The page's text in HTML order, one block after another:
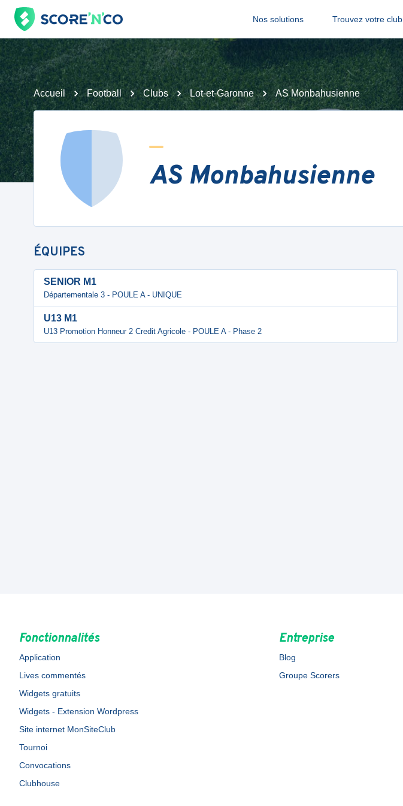
Nos solutions Trouvez votre club
Accueil Football Clubs Lot-et-Garonne AS Monbahusienne
AS Monbahusienne
ÉQUIPES
SENIOR M1
Départementale 3 - POULE A - UNIQUE
U13 M1
U13 Promotion Honneur 2 Credit Agricole - POULE A - Phase 2
Fonctionnalités
Application
Lives commentés
Widgets gratuits
Widgets - Extension Wordpress
Site internet MonSiteClub
Tournoi
Convocations
Clubhouse
Entreprise
Blog
Groupe Scorers